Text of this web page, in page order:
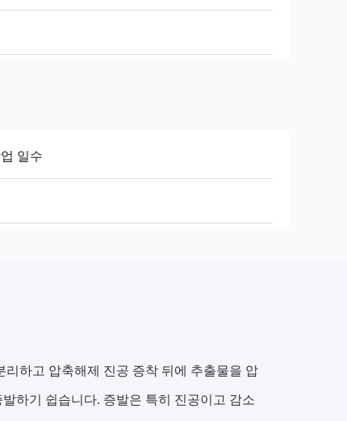
일수
하고 압축해제 진공 증착 뒤에 추출물을 압
하기 쉽습니다. 증발은 특히 진공이고 감소